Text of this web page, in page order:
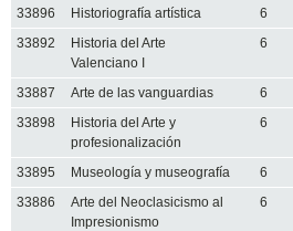
33896 Historiografía artística 6
33892
Historia del Arte
Valenciano I
6
33887 Arte de las vanguardias 6
33898
Historia del Arte y
profesionalización
6
33895 Museología y museografía 6
33886
Arte del Neoclasicismo al
Impresionismo
6